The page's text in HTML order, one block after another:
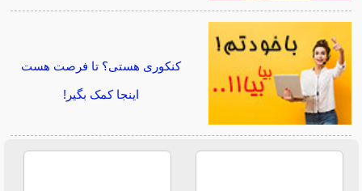
کنکوری هستی؟ تا فرصت هست
اینجا کمک بگیر!